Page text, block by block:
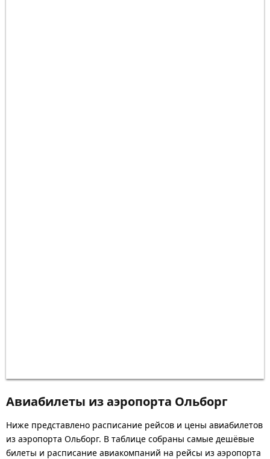
Авиабилеты из аэропорта Ольборг
Ниже представлено расписание рейсов и цены авиабилетов
из аэропорта Ольборг. В таблице собраны самые дешёвые
билеты и расписание авиакомпаний на рейсы из аэропорта